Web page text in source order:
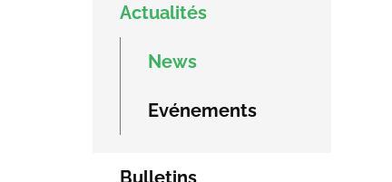
Actualités
News
Evénements
Bulletins